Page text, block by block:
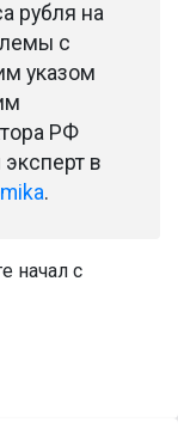
рубля на
с
указом
РФ
в
.
начал с